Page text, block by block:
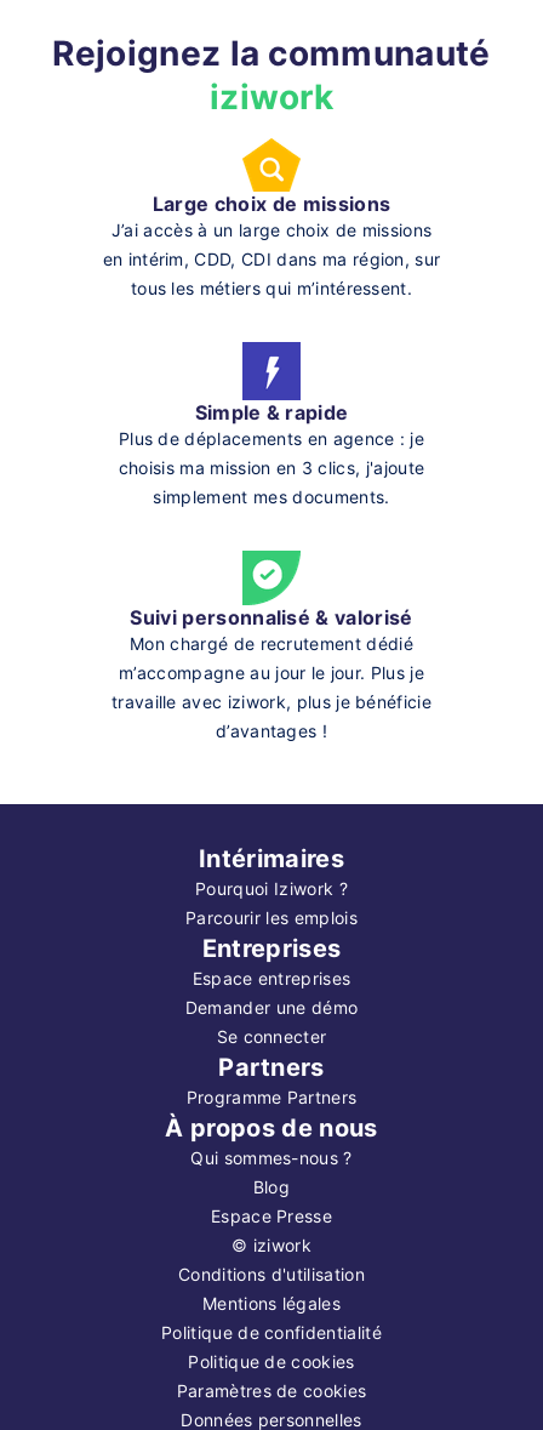
Rejoignez la communauté
iziwork
Large choix de missions
J’ai accès à un large choix de missions
en intérim, CDD, CDI dans ma région, sur
tous les métiers qui m’intéressent.
Simple & rapide
Plus de déplacements en agence : je
choisis ma mission en 3 clics, j'ajoute
simplement mes documents.
Suivi personnalisé & valorisé
Mon chargé de recrutement dédié
m’accompagne au jour le jour. Plus je
travaille avec iziwork, plus je bénéficie
d’avantages !
Intérimaires
Pourquoi Iziwork ?
Parcourir les emplois
Entreprises
Espace entreprises
Demander une démo
Se connecter
Partners
Programme Partners
À propos de nous
Qui sommes-nous ?
Blog
Espace Presse
© iziwork
Conditions d'utilisation
Mentions légales
Politique de confidentialité
Politique de cookies
Paramètres de cookies
Données personnelles